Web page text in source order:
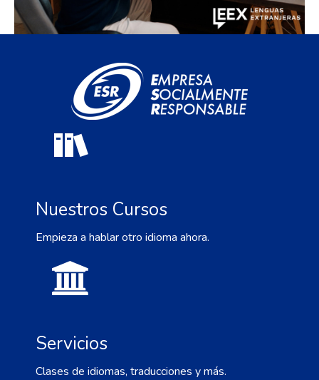
Nuestros Cursos
Empieza a hablar otro idioma ahora.
Servicios
Clases de idiomas, traducciones y más.